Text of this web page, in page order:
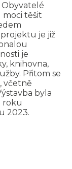
Obyvatelé
moci těšit
je již
je
knihovna,
Přitom se
včetně
byla
roku
2023.